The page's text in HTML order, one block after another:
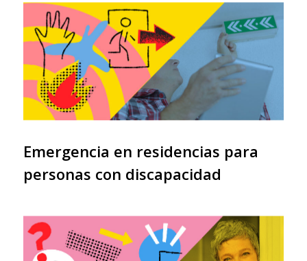
Emergencia en residencias para
personas con discapacidad